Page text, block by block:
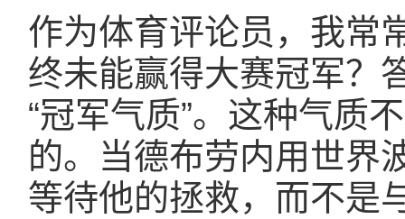
作为体育评论员，我常
终未能赢得大赛冠军？
“冠军气质”。这种气质
的。当德布劳内用世界
等待他的拯救，而不是